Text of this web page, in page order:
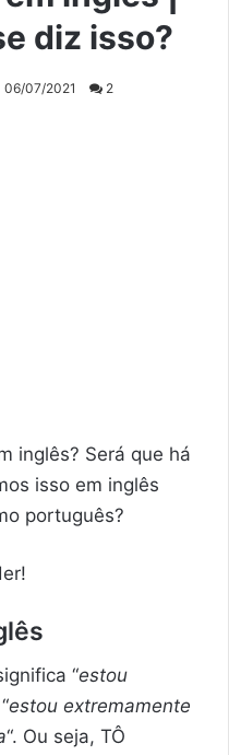
diz isso?
06/07/2021 2
inglês? Será que há
isso em inglês
português?
“estou
estou extremamente
“. Ou seja, TÔ